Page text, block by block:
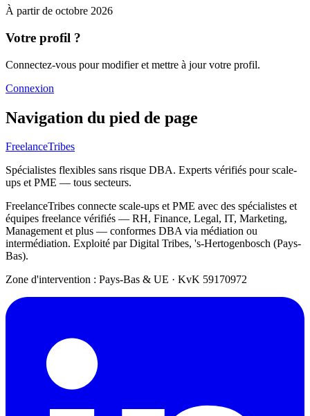
À partir de octobre 2026
Votre profil ?
Connectez-vous pour modifier et mettre à jour votre profil.
Connexion
Navigation du pied de page
FreelanceTribes
Spécialistes flexibles sans risque DBA. Experts vérifiés pour scale-
ups et PME — tous secteurs.
FreelanceTribes connecte scale-ups et PME avec des spécialistes et
équipes freelance vérifiés — RH, Finance, Legal, IT, Marketing,
Management et plus — conformes DBA via médiation ou
intermédiation. Exploité par Digital Tribes, 's-Hertogenbosch (Pays-
Bas).
Zone d'intervention : Pays-Bas & UE · KvK 59170972